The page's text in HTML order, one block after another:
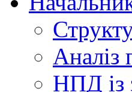
Аналіз
НПД із